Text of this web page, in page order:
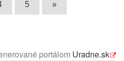
5 »
portálom Uradne.sk